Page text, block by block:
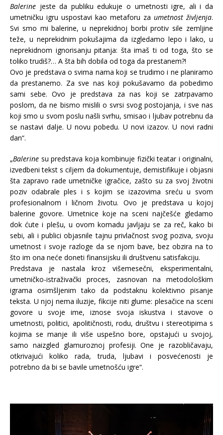
Balerine jeste da publiku edukuje o umetnosti igre, ali i da
umetničku igru uspostavi kao metaforu za umetnost življenja.
Svi smo mi balerine, u neprekidnoj borbi protiv sile zemljine
teže, u neprekidnim pokušajima da izgledamo lepo i lako, u
neprekidnom ignorisanju pitanja: šta imaš ti od toga, što se
toliko trudiš?… A šta bih dobila od toga da prestanem?!
Ovo je predstava o svima nama koji se trudimo i ne planiramo
da prestanemo. Za sve nas koji pokušavamo da pobedimo
sami sebe. Ovo je predstava za nas koji se zatrpavamo
poslom, da ne bismo mislili o svrsi svog postojanja, i sve nas
koji smo u svom poslu našli svrhu, smisao i ljubav potrebnu da
se nastavi dalje. U novu pobedu. U novi izazov. U novi radni
dan“.
„Balerine su predstava koja kombinuje fizički teatar i originalni,
izvedbeni tekst s ciljem da dokumentuje, demistifikuje i objasni
šta zapravo rade umetničke igračice, zašto su za svoj životni
poziv odabrale ples i s kojim se izazovima sreću u svom
profesionalnom i ličnom životu. Ovo je predstava u kojoj
balerine govore. Umetnice koje na sceni najčešće gledamo
dok ćute i plešu, u ovom komadu javljaju se za reč, kako bi
sebi, ali i publici objasnile tajnu privlačnost svog poziva, svoju
umetnost i svoje razloge da se njom bave, bez obzira na to
što im ona neće doneti finansijsku ili društvenu satisfakciju.
Predstava je nastala kroz višemesečni, eksperimentalni,
umetničko-istraživački proces, zasnovan na metodološkim
igrama osimšljenim tako da podstaknu kolektivno pisanje
teksta. U njoj nema iluzije, fikcije niti glume: plesačice na sceni
govore u svoje ime, iznose svoja iskustva i stavove o
umetnosti, politici, apolitičnosti, rodu, društvu i stereotipima s
kojima se manje ili više uspešno bore, opstajući u svojoj,
samo naizgled glamuroznoj profesiji. One je razobličavaju,
otkrivajući koliko rada, truda, ljubavi i posvećenosti je
potrebno da bi se bavile umetnošću igre“.